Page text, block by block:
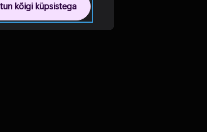
kõigi küpsistega